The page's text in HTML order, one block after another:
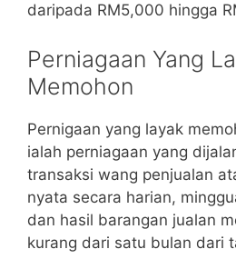
daripada RM5,000 hingga
Perniagaan Yang
Memohon
Pernigaan yang layak
ialah perniagaan yang
transaksi wang penjualan
nyata secara harian,
dan hasil barangan jualan
kurang dari satu bulan dari